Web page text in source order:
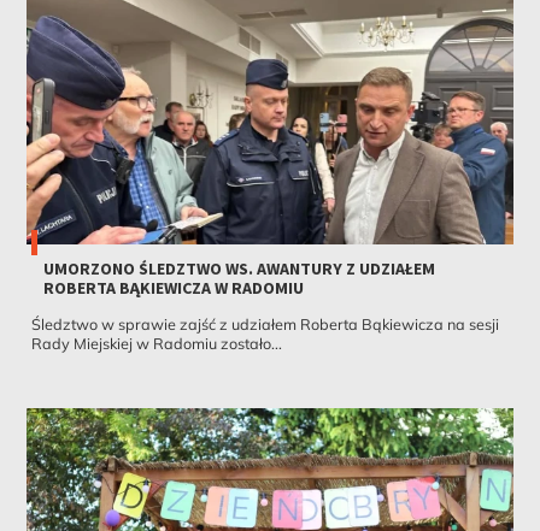
UMORZONO ŚLEDZTWO WS. AWANTURY Z UDZIAŁEM
ROBERTA BĄKIEWICZA W RADOMIU
Śledztwo w sprawie zajść z udziałem Roberta Bąkiewicza na sesji
Rady Miejskiej w Radomiu zostało...